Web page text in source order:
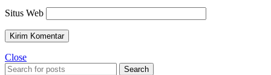
Situs Web
Close
Search